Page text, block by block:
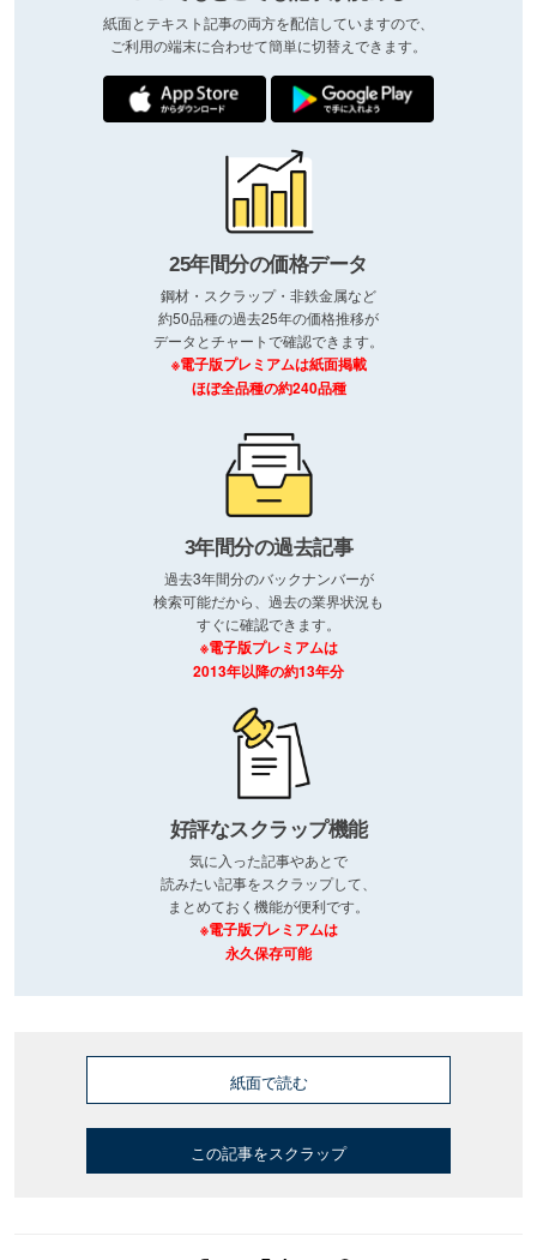
紙面とテキスト記事の両方を配信していますので、
ご利用の端末に合わせて簡単に切替えできます。
25年間分の価格データ
鋼材・スクラップ・非鉄金属など
約50品種の過去25年の価格推移が
データとチャートで確認できます。
※電子版プレミアムは紙面掲載
ほぼ全品種の約240品種
3年間分の過去記事
過去3年間分のバックナンバーが
検索可能だから、過去の業界状況も
すぐに確認できます。
※電子版プレミアムは
2013年以降の約13年分
好評なスクラップ機能
気に入った記事やあとで
読みたい記事をスクラップして、
まとめておく機能が便利です。
※電子版プレミアムは
永久保存可能
紙面で読む
この記事をスクラップ